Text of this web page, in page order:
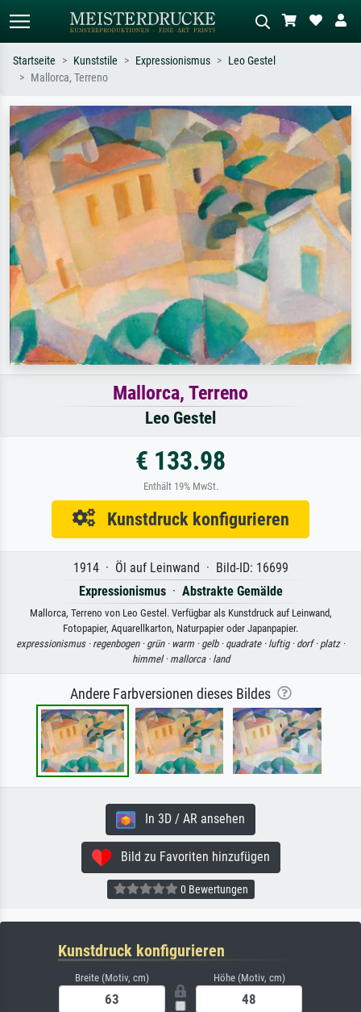
Suchen Sie nach Künstlern, Werktiteln
oder Stilen – z.B. Monet,
Sternennacht, Impressionismus, Welle
Hokusai, Akt.
Beschreiben Sie die Szene – z.B. Grüne
Wiese, Abstrakt mit viel Rot, Dunkles
Ölgemälde, Stehender Akt neben einem
Baum.
Startseite Kunststile Expressionismus
Leo Gestel
Mallorca, Terreno
Mallorca, Terreno
Leo Gestel
€ 133.98
Enthält 19% MwSt.
Kunstdruck konfigurieren
1914 · Öl auf Leinwand · Bild-ID: 16699
Expressionismus· Abstrakte Gemälde
Mallorca, Terreno von Leo Gestel. Verfügbar als Kunstdruck auf Leinwand,
Fotopapier, Aquarellkarton, Naturpapier oder Japanpapier.
expressionismus · regenbogen · grün · warm · gelb · quadrate · luftig · dorf · platz ·
himmel · mallorca · land
Andere Farbversionen dieses Bildes
In 3D / AR ansehen
Bild zu Favoriten hinzufügen
0 Bewertungen
Kunstdruck konfigurieren
Breite (Motiv, cm) Höhe (Motiv, cm)